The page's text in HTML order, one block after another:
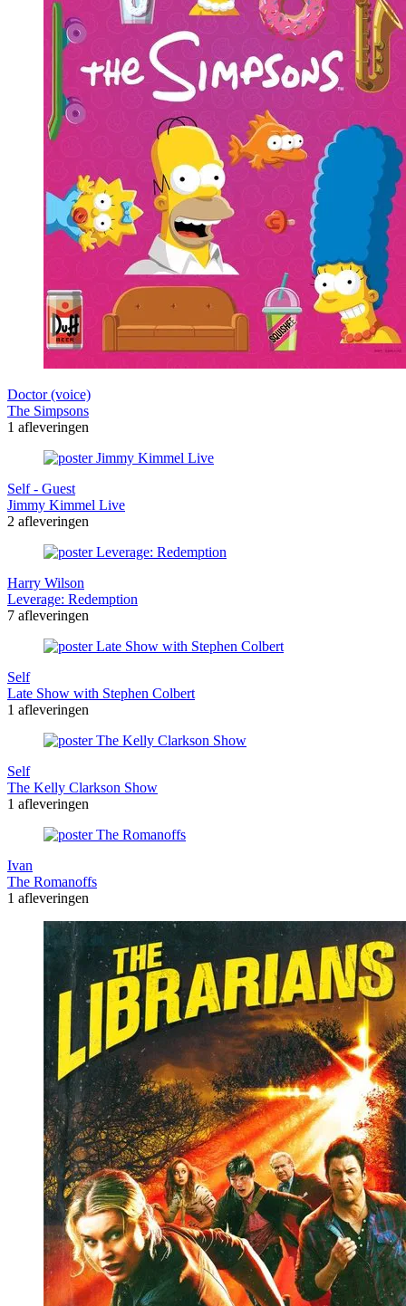
Doctor (voice)
The Simpsons
1 afleveringen
Self - Guest
Jimmy Kimmel Live
2 afleveringen
Harry Wilson
Leverage: Redemption
7 afleveringen
Self
Late Show with Stephen Colbert
1 afleveringen
Self
The Kelly Clarkson Show
1 afleveringen
Ivan
The Romanoffs
1 afleveringen